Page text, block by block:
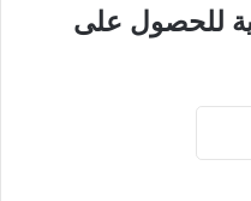
للحصول على